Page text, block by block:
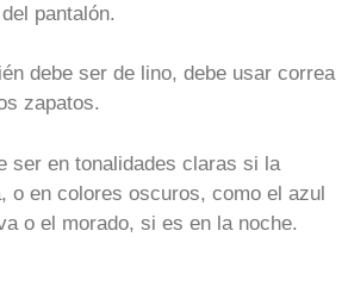
pantalón.
debe ser de lino, debe usar correa
zapatos.
ser en tonalidades claras si la
o en colores oscuros, como el azul
o el morado, si es en la noche.